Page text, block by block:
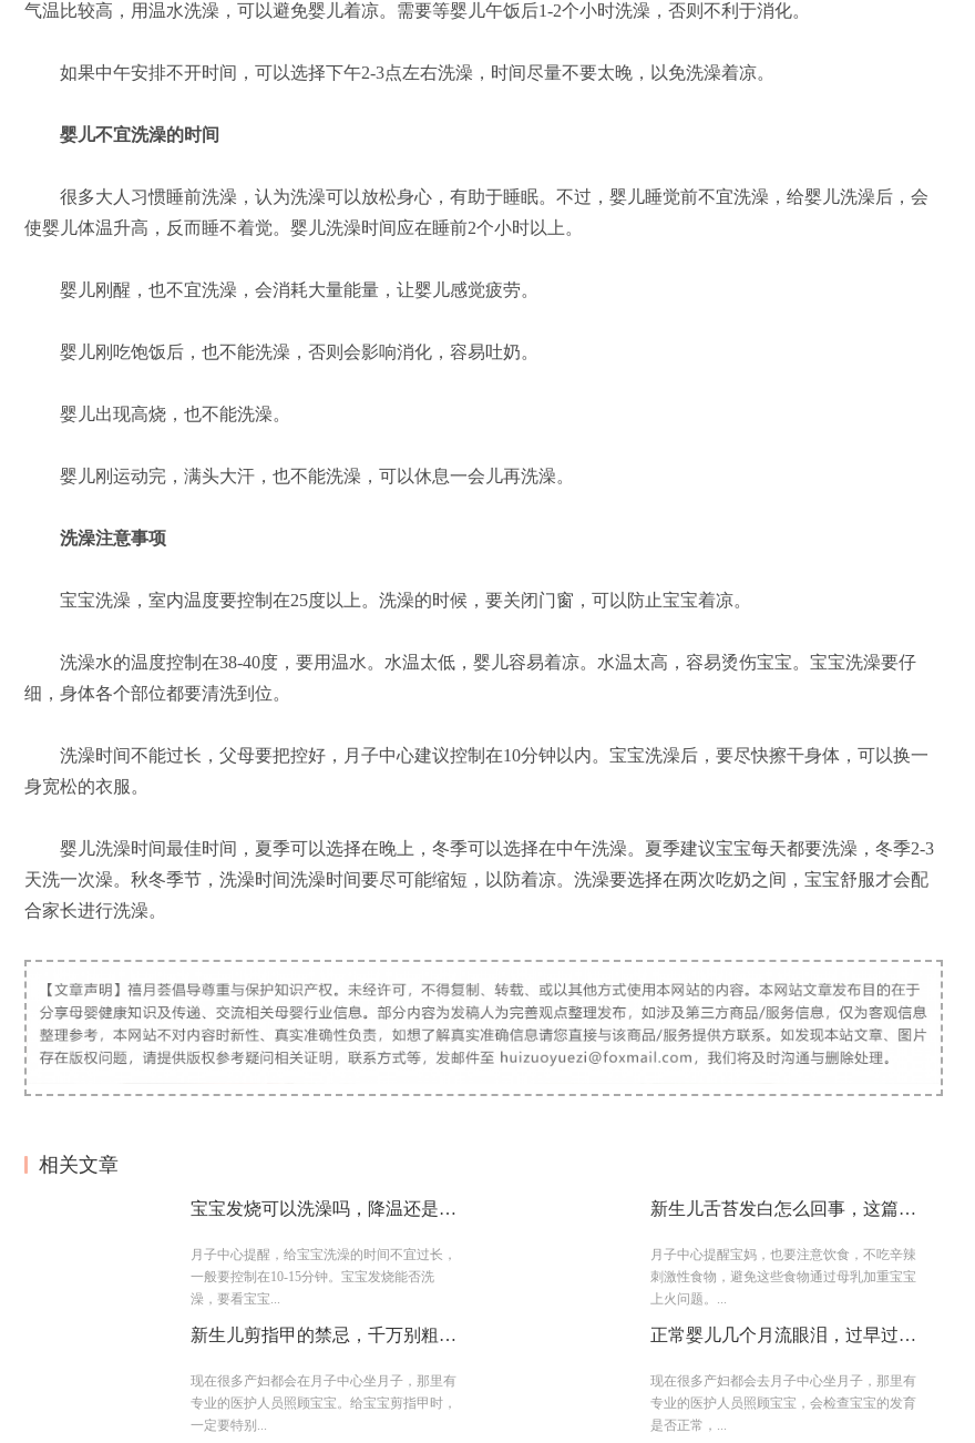
气温比较高，用温水洗澡，可以避免婴儿着凉。需要等婴儿午饭后1-2个小时洗澡，否则不利于消化。
如果中午安排不开时间，可以选择下午2-3点左右洗澡，时间尽量不要太晚，以免洗澡着凉。
婴儿不宜洗澡的时间
很多大人习惯睡前洗澡，认为洗澡可以放松身心，有助于睡眠。不过，婴儿睡觉前不宜洗澡，给婴儿洗澡后，会
使婴儿体温升高，反而睡不着觉。婴儿洗澡时间应在睡前2个小时以上。
婴儿刚醒，也不宜洗澡，会消耗大量能量，让婴儿感觉疲劳。
婴儿刚吃饱饭后，也不能洗澡，否则会影响消化，容易吐奶。
婴儿出现高烧，也不能洗澡。
婴儿刚运动完，满头大汗，也不能洗澡，可以休息一会儿再洗澡。
洗澡注意事项
宝宝洗澡，室内温度要控制在25度以上。洗澡的时候，要关闭门窗，可以防止宝宝着凉。
洗澡水的温度控制在38-40度，要用温水。水温太低，婴儿容易着凉。水温太高，容易烫伤宝宝。宝宝洗澡要仔
细，身体各个部位都要清洗到位。
洗澡时间不能过长，父母要把控好，月子中心建议控制在10分钟以内。宝宝洗澡后，要尽快擦干身体，可以换一
身宽松的衣服。
婴儿洗澡时间最佳时间，夏季可以选择在晚上，冬季可以选择在中午洗澡。夏季建议宝宝每天都要洗澡，冬季2-3
天洗一次澡。秋冬季节，洗澡时间洗澡时间要尽可能缩短，以防着凉。洗澡要选择在两次吃奶之间，宝宝舒服才会配
合家长进行洗澡。
相关文章
宝宝发烧可以洗澡吗，降温还是加
月子中心提醒，给宝宝洗澡的时间不宜过长，
一般要控制在10-15分钟。宝宝发烧能否洗
澡，要看宝宝...
新生儿舌苔发白怎么回事，这篇文
月子中心提醒宝妈，也要注意饮食，不吃辛辣
刺激性食物，避免这些食物通过母乳加重宝宝
上火问题。...
新生儿剪指甲的禁忌，千万别粗心
现在很多产妇都会在月子中心坐月子，那里有
专业的医护人员照顾宝宝。给宝宝剪指甲时，
一定要特别...
正常婴儿几个月流眼泪，过早过晚
现在很多产妇都会去月子中心坐月子，那里有
专业的医护人员照顾宝宝，会检查宝宝的发育
是否正常，...